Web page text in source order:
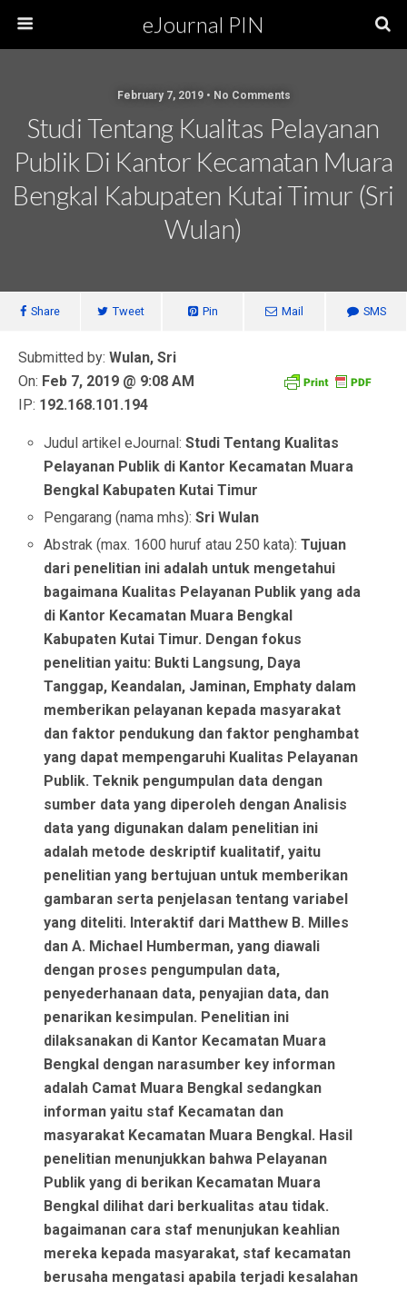
eJournal PIN
February 7, 2019 • No Comments
Studi Tentang Kualitas Pelayanan
Publik Di Kantor Kecamatan Muara
Bengkal Kabupaten Kutai Timur (Sri
Wulan)
Share Tweet Pin Mail SMS
Submitted by: Wulan, Sri
On: Feb 7, 2019 @ 9:08 AM
IP: 192.168.101.194
Judul artikel eJournal:Studi Tentang Kualitas
Pelayanan Publik di Kantor Kecamatan Muara
Bengkal Kabupaten Kutai Timur
Pengarang (nama mhs):Sri Wulan
Abstrak (max. 1600 huruf atau 250 kata):Tujuan
dari penelitian ini adalah untuk mengetahui
bagaimana Kualitas Pelayanan Publik yang ada
di Kantor Kecamatan Muara Bengkal
Kabupaten Kutai Timur. Dengan fokus
penelitian yaitu: Bukti Langsung, Daya
Tanggap, Keandalan, Jaminan, Emphaty dalam
memberikan pelayanan kepada masyarakat
dan faktor pendukung dan faktor penghambat
yang dapat mempengaruhi Kualitas Pelayanan
Publik. Teknik pengumpulan data dengan
sumber data yang diperoleh dengan Analisis
data yang digunakan dalam penelitian ini
adalah metode deskriptif kualitatif, yaitu
penelitian yang bertujuan untuk memberikan
gambaran serta penjelasan tentang variabel
yang diteliti. Interaktif dari Matthew B. Milles
dan A. Michael Humberman, yang diawali
dengan proses pengumpulan data,
penyederhanaan data, penyajian data, dan
penarikan kesimpulan. Penelitian ini
dilaksanakan di Kantor Kecamatan Muara
Bengkal dengan narasumber key informan
adalah Camat Muara Bengkal sedangkan
informan yaitu staf Kecamatan dan
masyarakat Kecamatan Muara Bengkal. Hasil
penelitian menunjukkan bahwa Pelayanan
Publik yang di berikan Kecamatan Muara
Bengkal dilihat dari berkualitas atau tidak.
bagaimanan cara staf menunjukan keahlian
mereka kepada masyarakat, staf kecamatan
berusaha mengatasi apabila terjadi kesalahan